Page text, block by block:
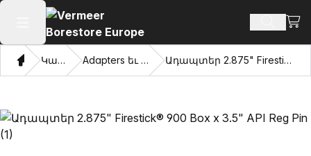
Բաց հիմնական մենյու
Տուն Կատալոգ Adapters եւ քաշվել աչքերը Ադապտեր 2.875" Firestick® 900 Box x 3.5" API Reg Pin